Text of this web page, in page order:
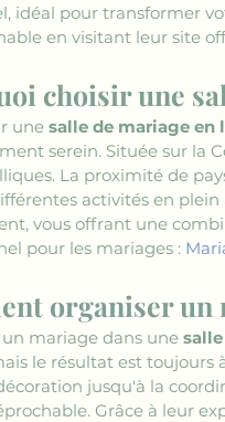
idéal pour transformer
en visitant leur site
choisir une
une salle de mariage en
serein. Située sur la
La proximité de
activités en plein
vous offrant une
pour les mariages :
organiser un
mariage dans une
le résultat est toujours
jusqu'à la
Grâce à leur